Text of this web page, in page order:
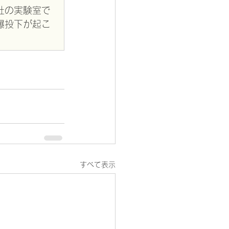
実験室で
投下が起こ
すべて表示